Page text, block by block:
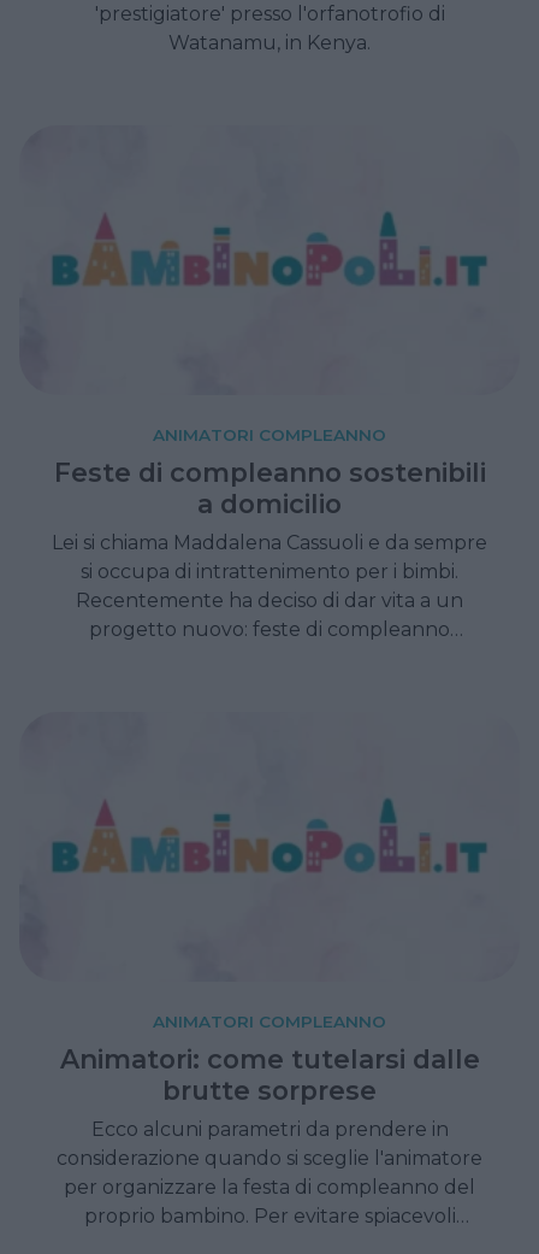
'prestigiatore' presso l'orfanotrofio di
Watanamu, in Kenya.
ANIMATORI COMPLEANNO
Feste di compleanno sostenibili
a domicilio
Lei si chiama Maddalena Cassuoli e da sempre
si occupa di intrattenimento per i bimbi.
Recentemente ha deciso di dar vita a un
progetto nuovo: feste di compleanno
ANIMATORI COMPLEANNO
Animatori: come tutelarsi dalle
brutte sorprese
Ecco alcuni parametri da prendere in
considerazione quando si sceglie l'animatore
per organizzare la festa di compleanno del
proprio bambino. Per evitare spiacevoli